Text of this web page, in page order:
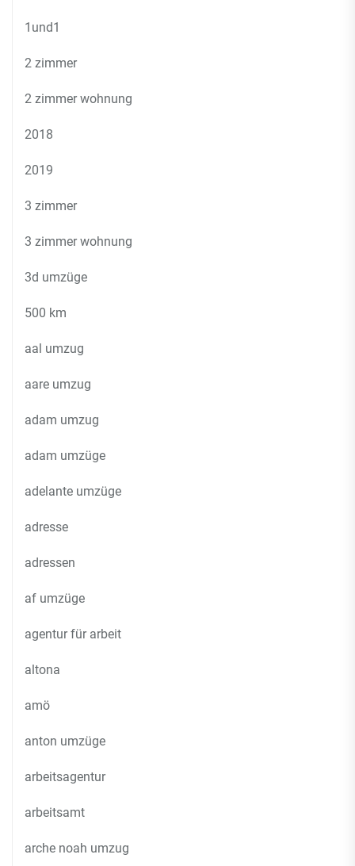
1und1
2 zimmer
2 zimmer wohnung
2018
2019
3 zimmer
3 zimmer wohnung
3d umzüge
500 km
aal umzug
aare umzug
adam umzug
adam umzüge
adelante umzüge
adresse
adressen
af umzüge
agentur für arbeit
altona
amö
anton umzüge
arbeitsagentur
arbeitsamt
arche noah umzug